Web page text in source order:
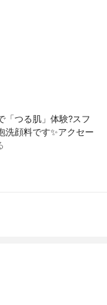
「つる肌」体験?スフ
洗顔料です✨アクセー